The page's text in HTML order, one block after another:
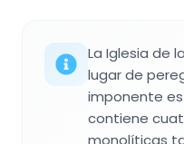
La Iglesia de
lugar de
imponente
contiene
monolíticas